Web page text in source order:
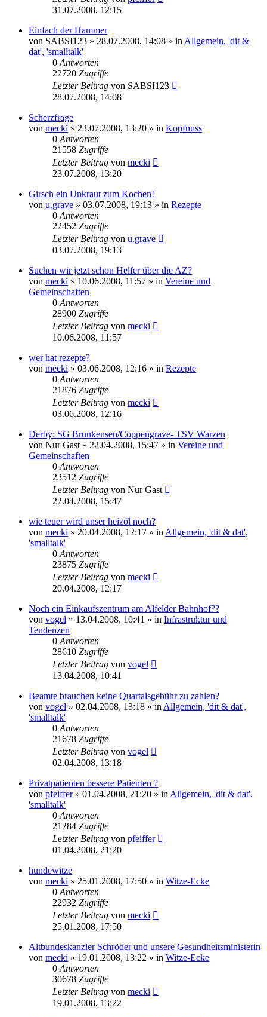
31.07.2008, 12:15
Einfach der Hammer
von SABSI123 » 28.07.2008, 14:08 » in Allgemein, 'dit &
dat', 'smalltalk'
0 Antworten
22720 Zugriffe
Letzter Beitrag von SABSI123
28.07.2008, 14:08
Scherzfrage
von mecki » 23.07.2008, 13:20 » in Kopfnuss
0 Antworten
21558 Zugriffe
Letzter Beitrag von mecki
23.07.2008, 13:20
Girsch ein Unkraut zum Kochen!
von u.grave » 03.07.2008, 19:13 » in Rezepte
0 Antworten
22452 Zugriffe
Letzter Beitrag von u.grave
03.07.2008, 19:13
Suchen wir jetzt schon Helfer über die AZ?
von mecki » 10.06.2008, 11:57 » in Vereine und
Gemeinschaften
0 Antworten
28900 Zugriffe
Letzter Beitrag von mecki
10.06.2008, 11:57
wer hat rezepte?
von mecki » 03.06.2008, 12:16 » in Rezepte
0 Antworten
21876 Zugriffe
Letzter Beitrag von mecki
03.06.2008, 12:16
Derby: SG Brunkensen/Coppengrave- TSV Warzen
von Nur Gast » 22.04.2008, 15:47 » in Vereine und
Gemeinschaften
0 Antworten
23512 Zugriffe
Letzter Beitrag von Nur Gast
22.04.2008, 15:47
wie teuer wird unser heizöl noch?
von mecki » 20.04.2008, 12:17 » in Allgemein, 'dit & dat',
'smalltalk'
0 Antworten
23875 Zugriffe
Letzter Beitrag von mecki
20.04.2008, 12:17
Noch ein Einkaufszentrum am Alfelder Bahnhof??
von vogel » 13.04.2008, 10:41 » in Infrastruktur und
Tendenzen
0 Antworten
28610 Zugriffe
Letzter Beitrag von vogel
13.04.2008, 10:41
Beamte brauchen keine Quartalsgebühr zu zahlen?
von vogel » 02.04.2008, 13:18 » in Allgemein, 'dit & dat',
'smalltalk'
0 Antworten
21678 Zugriffe
Letzter Beitrag von vogel
02.04.2008, 13:18
Privatpatienten bessere Patienten ?
von pfeiffer» 01.04.2008, 21:20 » in Allgemein, 'dit & dat',
'smalltalk'
0 Antworten
21284 Zugriffe
Letzter Beitrag von pfeiffer
01.04.2008, 21:20
hundewitze
von mecki » 25.01.2008, 17:50 » in Witze-Ecke
0 Antworten
22932 Zugriffe
Letzter Beitrag von mecki
25.01.2008, 17:50
Altbundeskanzler Schröder und unsere Gesundheitsministerin
von mecki » 19.01.2008, 13:22 » in Witze-Ecke
0 Antworten
30678 Zugriffe
Letzter Beitrag von mecki
19.01.2008, 13:22